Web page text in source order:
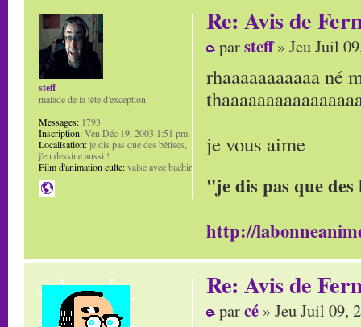
Re: Avis de
parsteff» Jeu Juil
rhaaaaaaaaaaa né
je vous aime
"je dis pas que
http://
steff
malade de la tête d'exception
Messages: 1793
Inscription:Ven Déc 19, 2003 1:51 pm
Localisation: je dis pas que des bêtises,
j'en dessine aussi !
Film d'animation culte:valse avec bachir
Re: Avis de
parcé » Jeu Juil 09,